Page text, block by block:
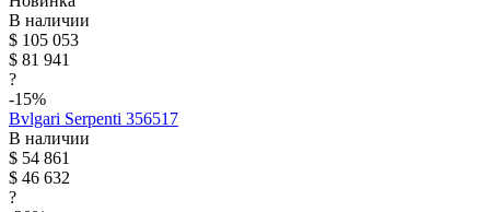
В наличии
$ 105 053
$ 81 941
?
-15%
Bvlgari Serpenti 356517
В наличии
$ 54 861
$ 46 632
?